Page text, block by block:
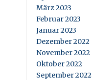
März 2023
Februar 2023
Januar 2023
Dezember 2022
November 2022
Oktober 2022
September 2022